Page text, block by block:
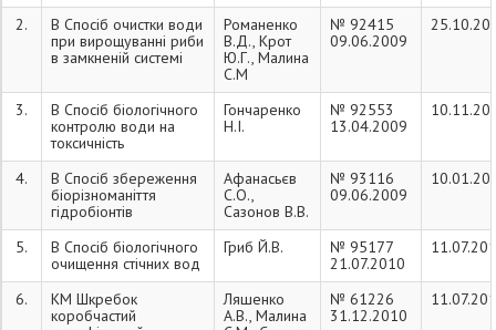
Визначення гістологічних,
гематологічних і
генетичних ефектів
йонізувального
випромінення на риб та
безхребетних у
водоймах
Чорнобильської зони
відчуження (2014-2015).
University of Portsmouth
Higher Education
Corporation
Гудков Д.І.
Оцінка якості води
Каховської філії ТОВ
«АТ КАРГІЛЛ»
гідробіологічними
методами (2010...)
ТОВ «АТ КАРГІЛЛ»
2.
В Спосіб очистки води
при вирощуванні риби
в замкненій системі
Романенко
В.Д., Крот
Ю.Г., Малина
С.М
№ 92415
09.06.2009
3.
В Спосіб біологічного
контролю води на
токсичність
Гончаренко
Н.І.
№ 92553
13.04.2009
4.
В Спосіб збереження
біорізноманіття
гідробіонтів
Афанасьєв
С.О.,
Сазонов В.В.
№ 93116
09.06.2009
5.
В Спосіб біологічного
очищення стічних вод
Гриб Й.В.
№ 95177
21.07.2010
6.
КМ Шкребок
коробчастий
Ляшенко
А.В., Малина
№ 61226
31.12.2010